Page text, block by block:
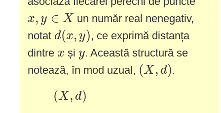
x, y ∈ X
x, y∈X
un număr real nenegativ,
notat d(x, y)
d(
, ce exprimă distanța
dintre x
x și y
y. Această structură se
notează, în mod uzual, (X, d)
( X, ) .
(X, d)
(X, d)